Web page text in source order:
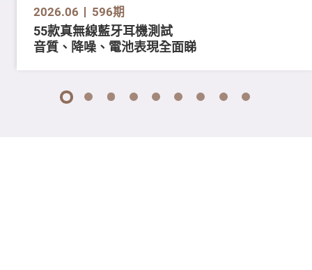
2026.06 596期
55款真無線藍牙耳機測試
音質、降噪、電池表現全面睇
1 2 3 4 5 6 7 8 9